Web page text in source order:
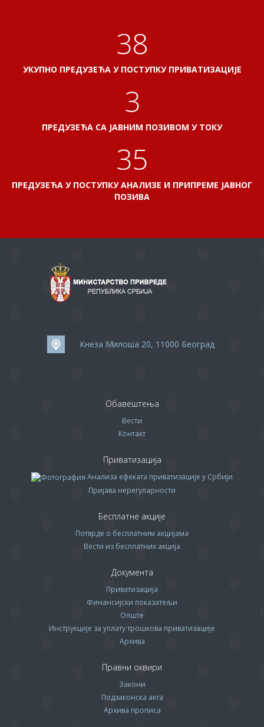
41
УКУПНО ПРЕДУЗЕЋА У ПОСТУПКУ ПРИВАТИЗАЦИЈЕ
3
ПРЕДУЗЕЋА СА ЈАВНИМ ПОЗИВОМ У ТОКУ
38
ПРЕДУЗЕЋА У ПОСТУПКУ АНАЛИЗЕ И ПРИПРЕМЕ ЈАВНОГ
ПОЗИВА
Кнеза Милоша 20, 11000 Београд
Обавештења
Вести
Контакт
Приватизација
Анализа ефеката приватизације у Србији
Пријава нерегуларности
Бесплатне акције
Потврде о бесплатним акцијама
Вести из бесплатних акција
Документа
Приватизација
Финансијски показатељи
Опште
Инструкције за уплату трошкова приватизације
Архива
Правни оквири
Закони
Подзаконска акта
Архива прописa